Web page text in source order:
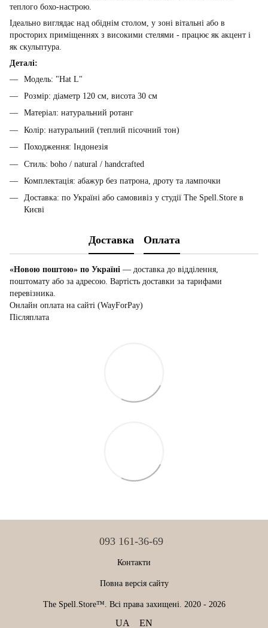
теплого бохо-настрою.
Ідеально виглядає над обіднім столом, у зоні вітальні або в
просторих приміщеннях з високими стелями - працює як акцент і
як скульптура.
Деталі:
Модель: "Hat L"
Розмір: діаметр 120 см, висота 30 см
Матеріал: натуральний ротанг
Колір: натуральний (теплий пісочний тон)
Походження: Індонезія
Стиль: boho / natural / handcrafted
Комплектація: абажур без патрона, дроту та лампочки
Доставка: по Україні або самовивіз у студії The Spell.Store в
Києві
Доставка Оплата
«Новою поштою» по Україні — доставка до відділення,
поштомату або за адресою. Вартість доставки за тарифами
перевізника.
Онлайн оплата на сайті (WayForPay)
Післяплата
093 161-36-69
Контакти
Повна версія сайту
The Spell.Store™. Всі права захищені. 2020 - 2026
UA EN